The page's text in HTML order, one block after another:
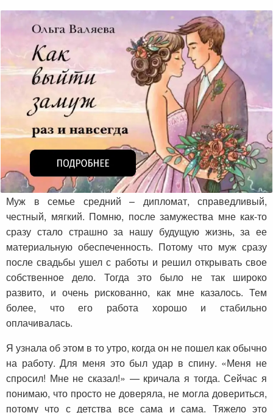
Муж в семье средний – дипломат, справедливый,
честный, мягкий. Помню, после замужества мне как-то
сразу стало страшно за нашу будущую жизнь, за ее
материальную обеспеченность. Потому что муж сразу
после свадьбы ушел с работы и решил открывать свое
собственное дело. Тогда это было не так широко
развито, и очень рискованно, как мне казалось. Тем
более, что его работа хорошо и стабильно
оплачивалась.
Я узнала об этом в то утро, когда он не пошел как обычно
на работу. Для меня это был удар в спину. «Меня не
спросил! Мне не сказал!» — кричала я тогда. Сейчас я
понимаю, что просто не доверяла, не могла довериться,
потому что с детства все сама и сама. Тяжело это